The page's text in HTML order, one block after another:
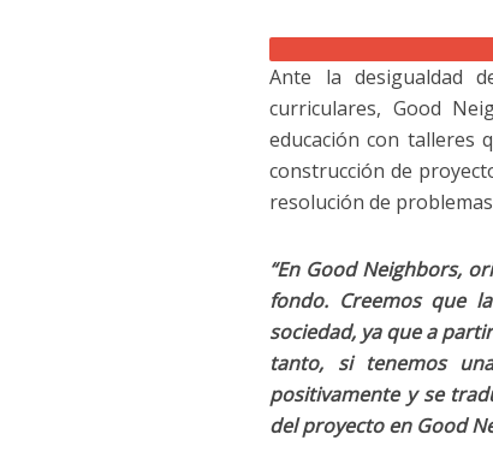
Ante la desigualdad
curriculares, Good
educación con talleres
construcción de
resolución de
“En Good Neighbors,
fondo. Creemos que
sociedad, ya que a
tanto, si tenemos
positivamente y se
del proyecto en Good